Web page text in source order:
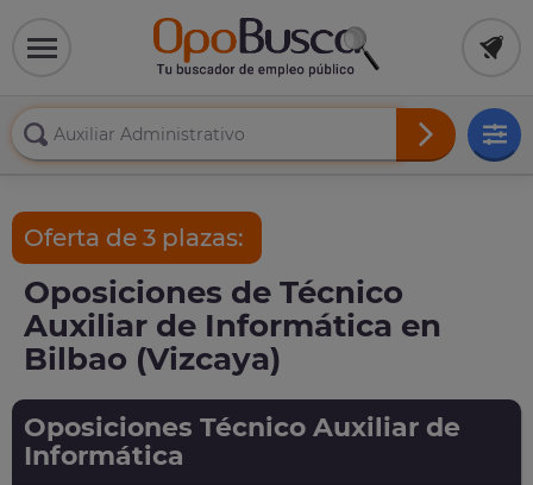
Oferta de 3 plazas:
Oposiciones de Técnico
Auxiliar de Informática en
Bilbao (Vizcaya)
Oposiciones Técnico Auxiliar de
Informática